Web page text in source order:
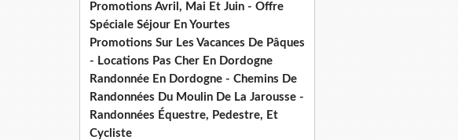
Promotions Avril, Mai Et Juin - Offre
Spéciale Séjour En Yourtes
Promotions Sur Les Vacances De Pâques
- Locations Pas Cher En Dordogne
Randonnée En Dordogne - Chemins De
Randonnées Du Moulin De La Jarousse -
Randonnées Équestre, Pedestre, Et
Cycliste